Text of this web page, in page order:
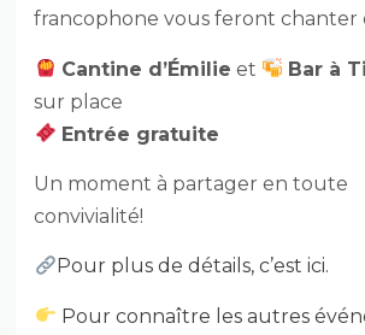
francophone vous feront chanter
Cantine d’Émilie et
Bar à
sur place
Entrée gratuite
Un moment à partager en toute
convivialité!
Pour plus de détails, c’est ici.
Pour connaître les autres